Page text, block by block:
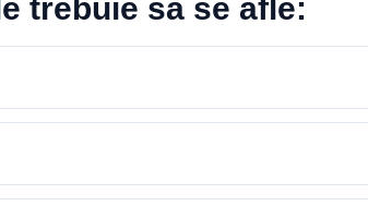
trebuie să se afle: